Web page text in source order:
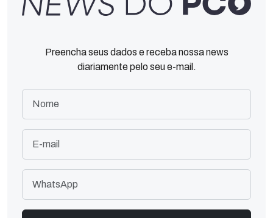
Preencha seus dados e receba nossa news
diariamente pelo seu e-mail.